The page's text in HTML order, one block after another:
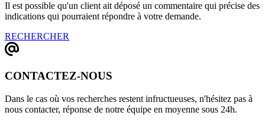
Il est possible qu'un client ait déposé un commentaire qui précise des
indications qui pourraient répondre à votre demande.
RECHERCHER
CONTACTEZ-NOUS
Dans le cas où vos recherches restent infructueuses, n'hésitez pas à
nous contacter, réponse de notre équipe en moyenne sous 24h.